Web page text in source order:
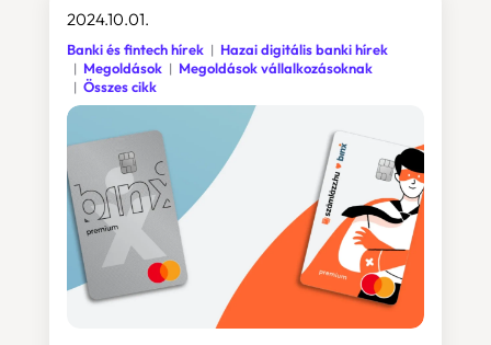
2024.10.01.
Banki és fintech hírek
Hazai digitális banki hírek
Megoldások
Megoldások vállalkozásoknak
Összes cikk